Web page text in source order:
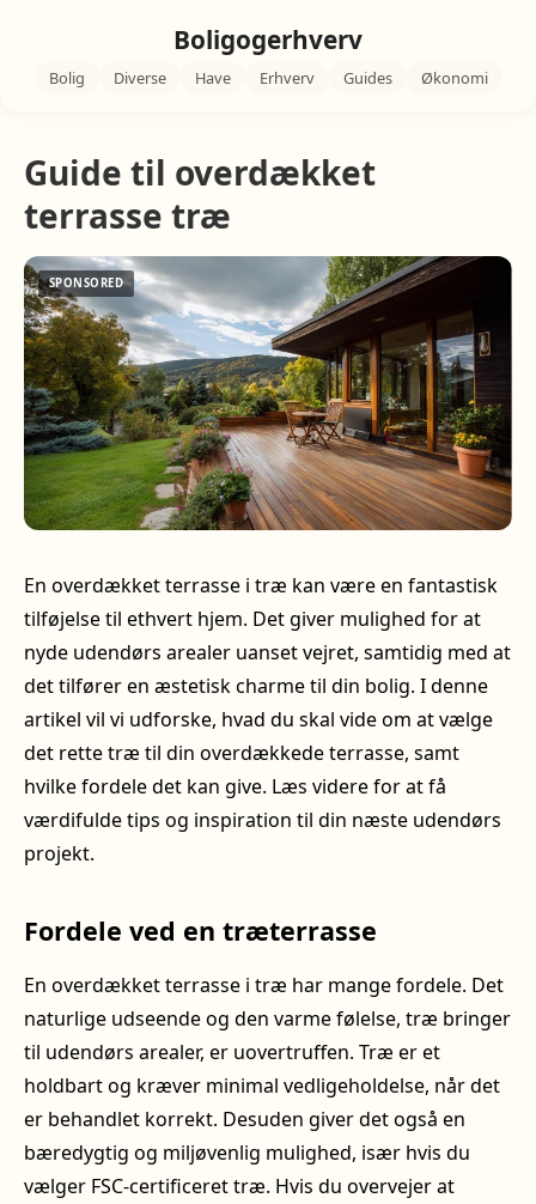
Boligogerhverv
Bolig Diverse Have Erhverv Guides Økonomi
Guide til overdækket
terrasse træ
En overdækket terrasse i træ kan være en fantastisk
tilføjelse til ethvert hjem. Det giver mulighed for at
nyde udendørs arealer uanset vejret, samtidig med at
det tilfører en æstetisk charme til din bolig. I denne
artikel vil vi udforske, hvad du skal vide om at vælge
det rette træ til din overdækkede terrasse, samt
hvilke fordele det kan give. Læs videre for at få
værdifulde tips og inspiration til din næste udendørs
projekt.
Fordele ved en træterrasse
En overdækket terrasse i træ har mange fordele. Det
naturlige udseende og den varme følelse, træ bringer
til udendørs arealer, er uovertruffen. Træ er et
holdbart og kræver minimal vedligeholdelse, når det
er behandlet korrekt. Desuden giver det også en
bæredygtig og miljøvenlig mulighed, især hvis du
vælger FSC-certificeret træ. Hvis du overvejer at